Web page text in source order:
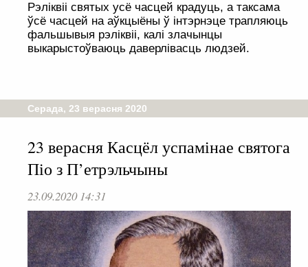
Рэліквіі святых усё часцей крадуць, а таксама
ўсё часцей на аўкцыёны ў інтэрнэце трапляюць
фальшывыя рэліквіі, калі злачынцы
выкарыстоўваюць даверлівасць людзей.
Серада, 23 верасня 2020
23 верасня Касцёл успамінае святога
Піо з П’етрэльчыны
23.09.2020 14:31